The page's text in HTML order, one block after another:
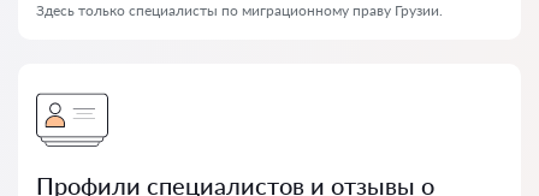
Здесь только специалисты по миграционному праву Грузии.
Профили специалистов и отзывы о